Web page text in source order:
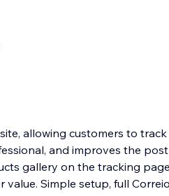
allowing customers to
and improves the
gallery on the tracking
Simple setup, full